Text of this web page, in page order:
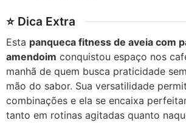
⭐ Dica Extra
Esta panqueca fitness de aveia com
amendoim conquistou espaço nos
manhã de quem busca praticidade
mão do sabor. Sua versatilidade
combinações e ela se encaixa
tanto em rotinas agitadas quanto